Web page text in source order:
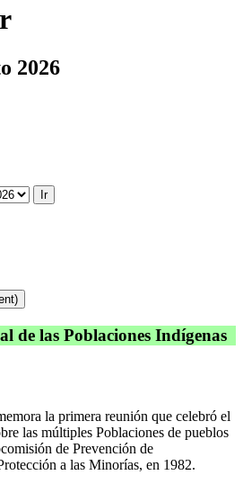
2026
de las Poblaciones Indígenas
la primera reunión que celebró el
las múltiples Poblaciones de pueblos
de Prevención de
a las Minorías, en 1982.